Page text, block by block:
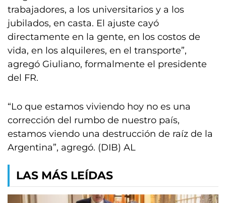
trabajadores, a los universitarios y a los
jubilados, en casta. El ajuste cayó
directamente en la gente, en los costos de
vida, en los alquileres, en el transporte”,
agregó Giuliano, formalmente el presidente
del FR.
“Lo que estamos viviendo hoy no es una
corrección del rumbo de nuestro país,
estamos viendo una destrucción de raíz de la
Argentina”, agregó. (DIB) AL
LAS MÁS LEÍDAS